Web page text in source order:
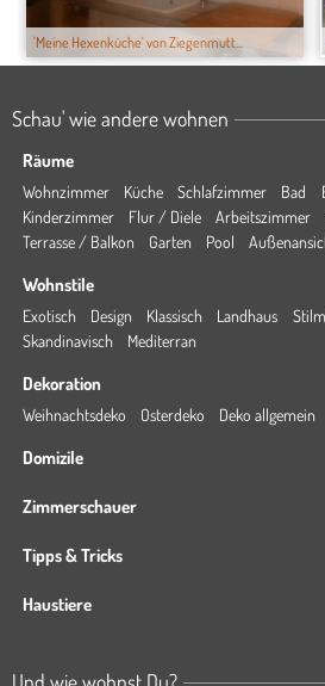
'Meine Hexenküche' von Ziegenmutt...
Schau' wie andere wohnen
Räume
Wohnzimmer Küche Schlafzimmer Bad
Kinderzimmer
Flur / Diele Arbeitszimmer
Terrasse / Balkon
Garten Pool
Wohnstile
Exotisch Design Klassisch Landhaus
Skandinavisch
Mediterran
Dekoration
Weihnachtsdeko Osterdeko Deko allgemein
Domizile
Zimmerschauer
Tipps & Tricks
Haustiere